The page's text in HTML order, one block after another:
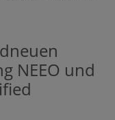
NEEO und